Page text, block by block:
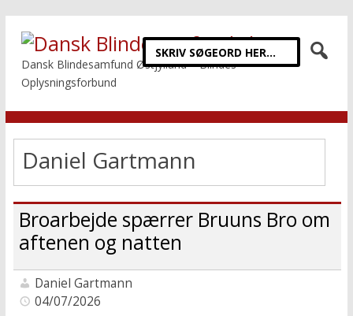
Dansk Blindesamfund Østjylland – Blindes
Oplysningsforbund
Daniel Gartmann
Broarbejde spærrer Bruuns Bro om
aftenen og natten
Daniel Gartmann
04/07/2026